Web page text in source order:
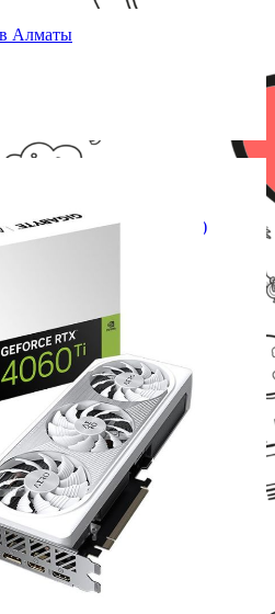
(GV-N406TAERO OC-8GD)
8G